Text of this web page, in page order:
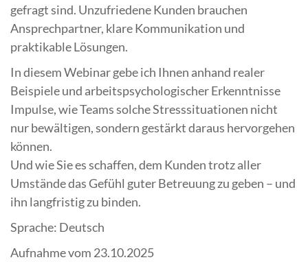
gefragt sind. Unzufriedene Kunden brauchen
Ansprechpartner, klare Kommunikation und
praktikable Lösungen.
In diesem Webinar gebe ich Ihnen anhand realer
Beispiele und arbeitspsychologischer Erkenntnisse
Impulse, wie Teams solche Stresssituationen nicht
nur bewältigen, sondern gestärkt daraus hervorgehen
können.
Und wie Sie es schaffen, dem Kunden trotz aller
Umstände das Gefühl guter Betreuung zu geben – und
ihn langfristig zu binden.
Sprache: Deutsch
Aufnahme vom 23.10.2025